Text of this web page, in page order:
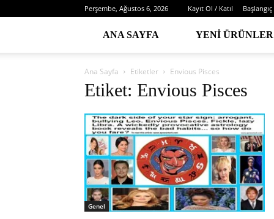
Perşembe, Ağustos 6, 2026 Kayıt Ol / Katıl Başlangıç
ANA SAYFA YENI ÜRÜNLER
Ana Sayfa Etiketler Envious Pisces
Etiket: Envious Pisces
Genel